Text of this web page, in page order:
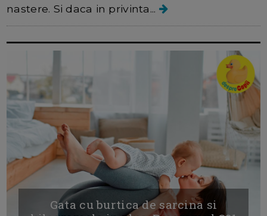
nastere. Si daca in privinta...
Gata cu burtica de sarcina si